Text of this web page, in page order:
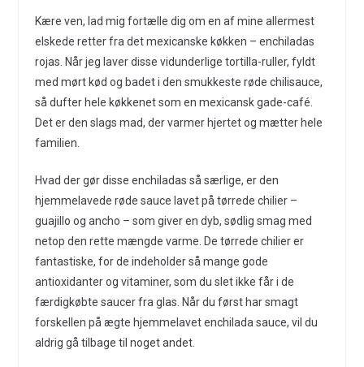
Kære ven, lad mig fortælle dig om en af mine allermest
elskede retter fra det mexicanske køkken – enchiladas
rojas. Når jeg laver disse vidunderlige tortilla-ruller, fyldt
med mørt kød og badet i den smukkeste røde chilisauce,
så dufter hele køkkenet som en mexicansk gade-café.
Det er den slags mad, der varmer hjertet og mætter hele
familien.
Hvad der gør disse enchiladas så særlige, er den
hjemmelavede røde sauce lavet på tørrede chilier –
guajillo og ancho – som giver en dyb, sødlig smag med
netop den rette mængde varme. De tørrede chilier er
fantastiske, for de indeholder så mange gode
antioxidanter og vitaminer, som du slet ikke får i de
færdigkøbte saucer fra glas. Når du først har smagt
forskellen på ægte hjemmelavet enchilada sauce, vil du
aldrig gå tilbage til noget andet.